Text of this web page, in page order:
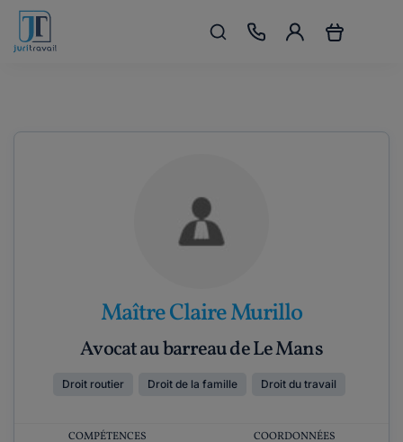
Maître Claire Murillo
Avocat au barreau de Le Mans
Droit routier Droit de la famille Droit du travail
COMPÉTENCES COORDONNÉES